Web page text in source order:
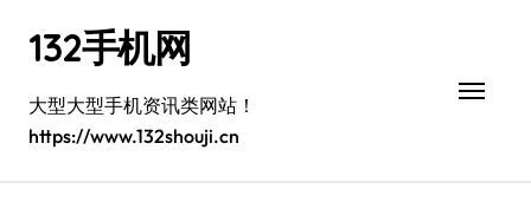
132手机网
大型大型手机资讯类网站！
https://www.132shouji.cn